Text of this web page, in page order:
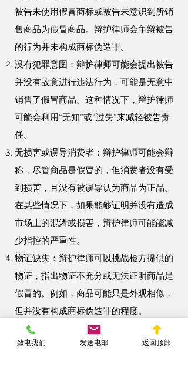
被告未使用假冒商标或被告未意识到所销
售商品为假冒商品。辩护律师会争辩被告
的行为并未构成商标伪造罪。
没有犯罪意图：辩护律师可能会提出被告
并没有故意进行违法行为，可能是无意中
销售了假冒商品。这种情况下，辩护律师
可能会利用“无知”或“过失”来减轻被告责
任。
无损害或误导消费者：辩护律师可能会辩
称，尽管商品是假冒的，但消费者没有受
到损害，且没有被误导认为商品为正品。
在某些情况下，如果能够证明并没有造成
市场上的混淆或损害，辩护律师可能能减
少指控的严重性。
物证缺失：辩护律师可以挑战检方提供的
物证，指出物证不充分或无法证明商品是
假冒的。例如，商品可能只是外观相似，
但并没有构成商标伪造罪的程度。
程序性辩护：辩护律师可能会对案件中的
程序问题提出质疑，例如证据是否合法收
致电我们 发送电邮 返回顶部